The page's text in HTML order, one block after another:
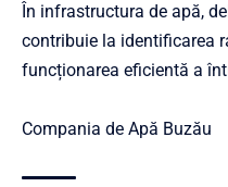
În infrastructura de apă,
contribuie la identificarea
funcționarea eficientă a
Compania de Apă Buzău